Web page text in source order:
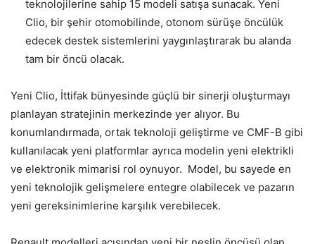
teknolojilerine sahip 15 modeli satışa sunacak. Yeni
Clio, bir şehir otomobilinde, otonom sürüşe öncülük
edecek destek sistemlerini yaygınlaştırarak bu alanda
tam bir öncü olacak.
Yeni Clio, İttifak bünyesinde güçlü bir sinerji oluşturmayı
planlayan stratejinin merkezinde yer alıyor. Bu
konumlandırmada, ortak teknoloji geliştirme ve CMF-B gibi
kullanılacak yeni platformlar ayrıca modelin yeni elektrikli
ve elektronik mimarisi rol oynuyor. Model, bu sayede en
yeni teknolojik gelişmelere entegre olabilecek ve pazarın
yeni gereksinimlerine karşılık verebilecek.